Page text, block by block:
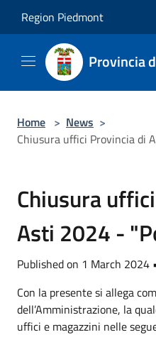
Region Piedmont
Provincia
Home > News >
Chiusura uffici Provincia di
Chiusura
Asti 2024 -
Published on 1 March 2024 •
Con la presente si allega
dell’Amministrazione, la
uffici e magazzini nelle